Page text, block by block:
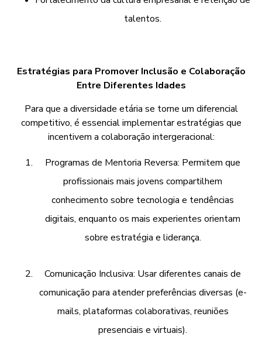
talentos.
Estratégias para Promover Inclusão e Colaboração
Entre Diferentes Idades
Para que a diversidade etária se torne um diferencial
competitivo, é essencial implementar estratégias que
incentivem a colaboração intergeracional:
Programas de Mentoria Reversa: Permitem que
profissionais mais jovens compartilhem
conhecimento sobre tecnologia e tendências
digitais, enquanto os mais experientes orientam
sobre estratégia e liderança.
Comunicação Inclusiva: Usar diferentes canais de
comunicação para atender preferências diversas (e-
mails, plataformas colaborativas, reuniões
presenciais e virtuais).